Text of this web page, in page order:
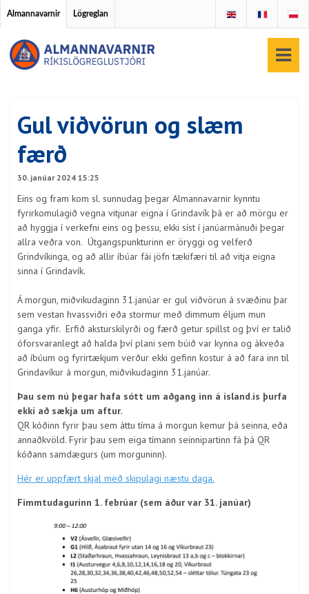
Almannavarnir Lögreglan
Gul viðvörun og slæm
færð
30. janúar 2024 15:25
Eins og fram kom sl. sunnudag þegar Almannavarnir kynntu
fyrirkomulagið vegna vitjunar eigna í Grindavík þá er að mörgu er
að hyggja í verkefni eins og þessu, ekki síst í janúarmánuði þegar
allra veðra von. Útgangspunkturinn er öryggi og velferð
Grindvíkinga, og að allir íbúar fái jöfn tækifæri til að vitja eigna
sinna í Grindavík.
Á morgun, miðvikudaginn 31.janúar er gul viðvörun á svæðinu þar
sem vestan hvassviðri eða stormur með dimmum éljum mun
ganga yfir. Erfið aksturskilyrði og færð getur spillst og því er talið
óforsvaranlegt að halda því plani sem búið var kynna og ákveða
að íbúum og fyrirtækjum verður ekki gefinn kostur á að fara inn til
Grindavíkur á morgun, miðvikudaginn 31.janúar.
Þau sem nú þegar hafa sótt um aðgang inn á island.is þurfa
ekki að sækja um aftur.
QR kóðinn fyrir þau sem áttu tíma á morgun kemur þá seinna, eða
annaðkvöld. Fyrir þau sem eiga tímann seinnipartinn fá þá QR
kóðann samdægurs (um morguninn).
Hér er uppfært skjal með skipulagi næstu daga.
Fimmtudagurinn 1. febrúar (sem áður var 31. janúar)